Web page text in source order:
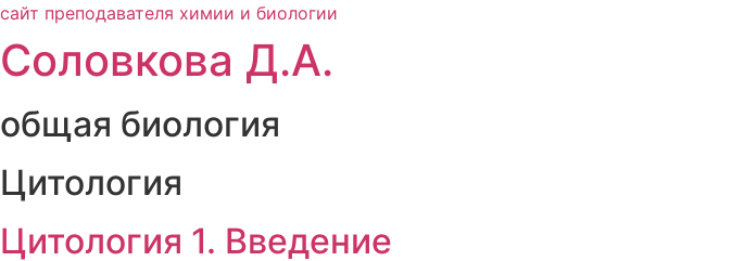
сайт преподавателя химии и биологии
Соловкова Д.А.
общая биология
Цитология
Цитология 1. Введение